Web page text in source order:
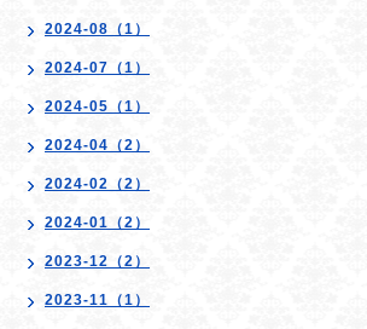
2024-08（1）
2024-07（1）
2024-05（1）
2024-04（2）
2024-02（2）
2024-01（2）
2023-12（2）
2023-11（1）